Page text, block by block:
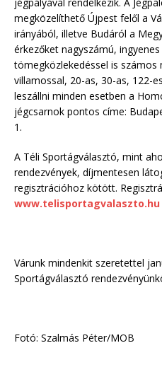
megközelíthető Újpest felől a
irányából, illetve Budáról a
érkezőket nagyszámú,
tömegközlekedéssel is számos
villamossal, 20-as, 30-as, 122-
leszállni minden esetben a
jégcsarnok pontos címe:
1.
A Téli Sportágválasztó, mint
rendezvények, díjmentesen
regisztrációhoz kötött.
www.telisportagvalaszto.hu
Várunk mindenkit szeretettel
Sportágválasztó
Fotó: Szalmás Péter/MOB